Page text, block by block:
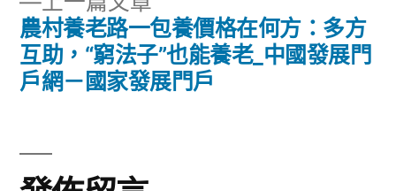
覽
一
篇
文
農村養老路一包養價格在何方：多方
互助，“窮法子”也能養老_中國發展門
戶網－國家發展門戶